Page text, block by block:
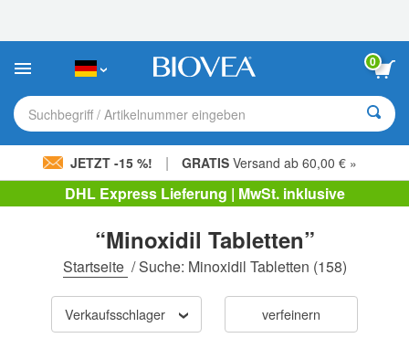
Sie:
Website
ein
Barrierefreiheitssystem.
0
Suchbegriff / Artikelnummer eingeben
JETZT -15 %! | GRATIS Versand ab 60,00 € »
DHL Express Lieferung | MwSt. inklusive
“Minoxidil Tabletten”
Startseite /Suche: Minoxidil Tabletten (158)
Verkaufsschlager verfeinern